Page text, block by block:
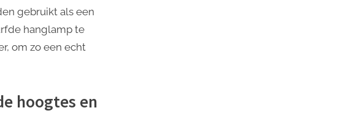
gebruikt als een
hanglamp te
om zo een ​​echt
hoogtes en